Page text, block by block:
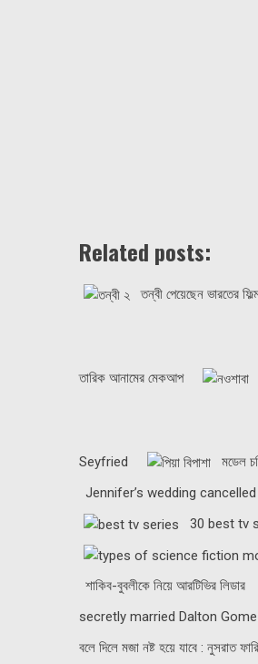
Related posts:
তন্বী পেয়েছেন ভারতের
তারিক আনামের মেকআপ
Seyfried মডেল
Jennifer’s wedding
30 best tv
শাকিব-বুবলীকে নিয়ে আরটিভির লিডার
secretly married Dalton
বলে দিলে মজা নষ্ট হয়ে যাবে : নুসরাত